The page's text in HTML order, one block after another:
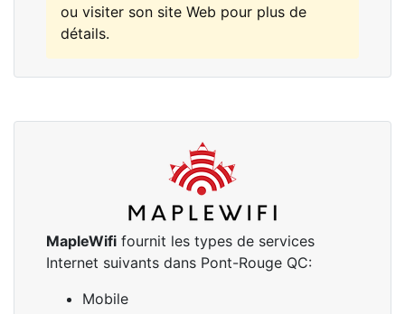
ou visiter son site Web pour plus de
détails.
MapleWifi fournit les types de services
Internet suivants dans Pont-Rouge QC:
Mobile